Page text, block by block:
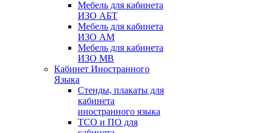
Мебель для кабинета
ИЗО АБТ
Мебель для кабинета
ИЗО АМ
Мебель для кабинета
ИЗО МВ
Кабинет Иностранного
Языка
Стенды, плакаты для
кабинета
иностранного языка
ТСО и ПО для